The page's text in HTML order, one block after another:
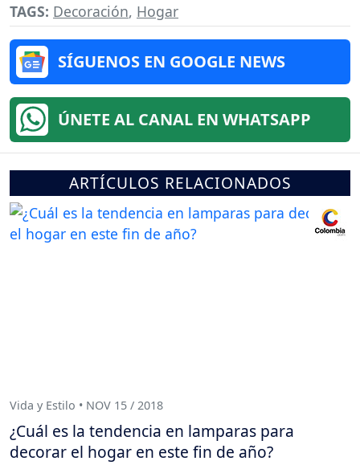
TAGS: Decoración, Hogar
SÍGUENOS EN GOOGLE NEWS
ÚNETE AL CANAL EN WHATSAPP
ARTÍCULOS RELACIONADOS
Vida y Estilo • NOV 15 / 2018
¿Cuál es la tendencia en lamparas para
decorar el hogar en este fin de año?